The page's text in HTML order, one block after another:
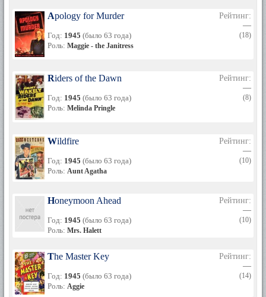
Apology for Murder
Год: 1945 (было 63 года)
Роль: Maggie - the Janitress
Рейтинг:
—
(18)
Riders of the Dawn
Год: 1945 (было 63 года)
Роль: Melinda Pringle
Рейтинг:
—
(8)
Wildfire
Год: 1945 (было 63 года)
Роль: Aunt Agatha
Рейтинг:
—
(10)
Honeymoon Ahead
Год: 1945 (было 63 года)
Роль: Mrs. Halett
Рейтинг:
—
(10)
The Master Key
Год: 1945 (было 63 года)
Роль: Aggie
Рейтинг:
—
(14)